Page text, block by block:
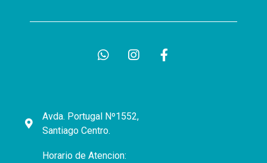
Avda. Portugal Nº1552,
Santiago Centro.
Horario de Atencion: